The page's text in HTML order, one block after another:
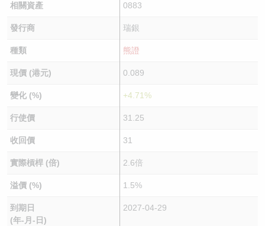
相關資產 0883
發行商 瑞銀
種類 熊證
現價 (港元) 0.089
變化 (%) +4.71%
行使價 31.25
收回價 31
實際槓桿 (倍) 2.6倍
溢價 (%) 1.5%
到期日
(年-月-日)
2027-04-29